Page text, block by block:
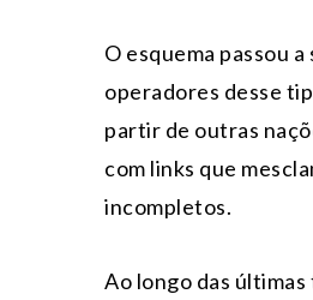
O esquema passou
operadores desse
partir de outras
com links que
incompletos.
Ao longo das